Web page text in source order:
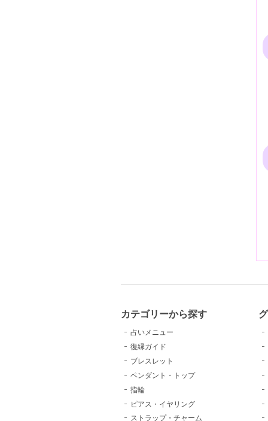
カテゴリーから探す
占いメニュー
復縁ガイド
ブレスレット
ペンダント・トップ
指輪
ピアス・イヤリング
ストラップ・チャーム